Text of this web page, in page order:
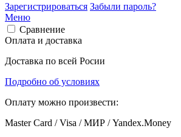
Зарегистрироваться Забыли пароль?
Меню
Сравнение
Оплата и доставка
Доставка по всей Росии
Подробно об условиях
Оплату можно произвести:
Master Card / Visa / МИР / Yandex.Money